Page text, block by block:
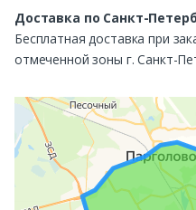
Доставка по Санкт-
Бесплатная доставка при
отмеченной зоны г. Санкт-